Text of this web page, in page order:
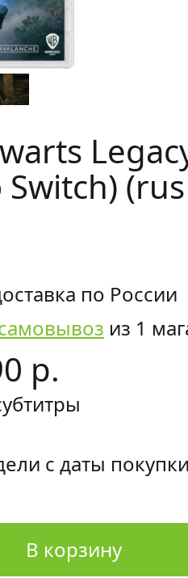
по России
из 1
р.
с даты
В корзину